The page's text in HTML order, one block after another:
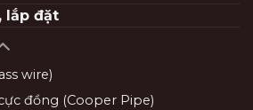
lắp đặt
wire)
đồng (Cooper Pipe)